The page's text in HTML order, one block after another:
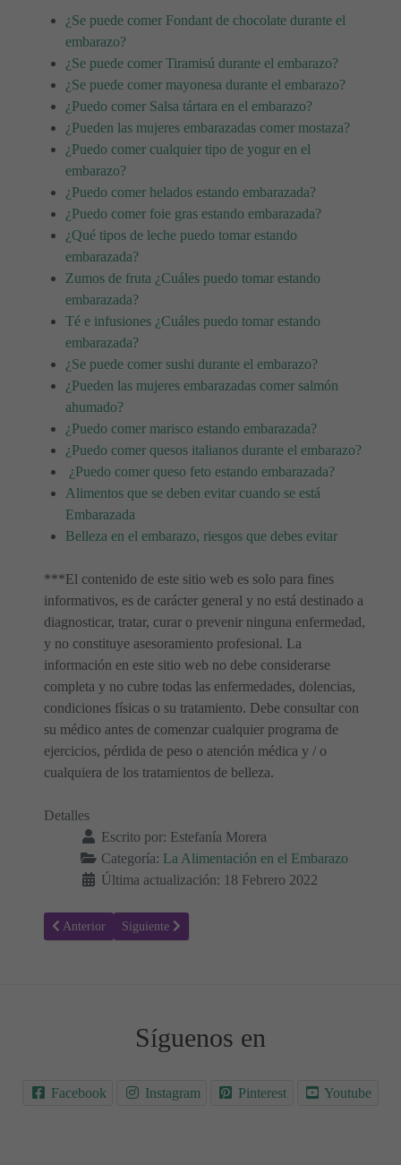
¿Se puede comer Fondant de chocolate durante el
embarazo?
¿Se puede comer Tiramisú durante el embarazo?
¿Se puede comer mayonesa durante el embarazo?
¿Puedo comer Salsa tártara en el embarazo?
¿Pueden las mujeres embarazadas comer mostaza?
¿Puedo comer cualquier tipo de yogur en el
embarazo?
¿Puedo comer helados estando embarazada?
¿Puedo comer foie gras estando embarazada?
¿Qué tipos de leche puedo tomar estando
embarazada?
Zumos de fruta ¿Cuáles puedo tomar estando
embarazada?
Té e infusiones ¿Cuáles puedo tomar estando
embarazada?
¿Se puede comer sushi durante el embarazo?
¿Pueden las mujeres embarazadas comer salmón
ahumado?
¿Puedo comer marisco estando embarazada?
¿Puedo comer quesos italianos durante el embarazo?
¿Puedo comer queso feto estando embarazada?
Alimentos que se deben evitar cuando se está
Embarazada
Belleza en el embarazo, riesgos que debes evitar
***El contenido de este sitio web es solo para fines
informativos, es de carácter general y no está destinado a
diagnosticar, tratar, curar o prevenir ninguna enfermedad,
y no constituye asesoramiento profesional. La
información en este sitio web no debe considerarse
completa y no cubre todas las enfermedades, dolencias,
condiciones físicas o su tratamiento. Debe consultar con
su médico antes de comenzar cualquier programa de
ejercicios, pérdida de peso o atención médica y / o
cualquiera de los tratamientos de belleza.
Detalles
Escrito por: Estefanía Morera
Categoría: La Alimentación en el Embarazo
Última actualización: 18 Febrero 2022
Artículo anterior: Ghee durante el embarazo: ¿Es seguro?
Anterior Artículo siguiente: Mantequilla durante el embarazo:
Siguiente
Síguenos en
Facebook Instagram Pinterest Youtube